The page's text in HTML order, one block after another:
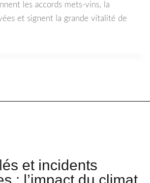
les accords mets-vins, la
et signent la grande vitalité de
et incidents